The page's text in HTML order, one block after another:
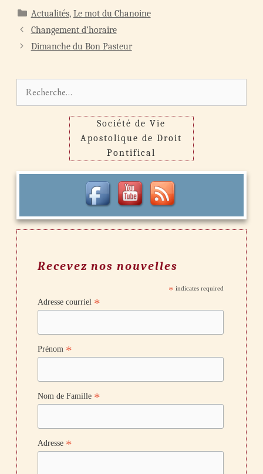
Catégories
Actualités, Le mot du Chanoine
Navigation
des
Changement d’horaire
Dimanche du Bon Pasteur
Société de Vie
Apostolique de Droit
Pontifical
Recevez nos nouvelles
* indicates required
Adresse courriel *
Prénom *
Nom de Famille *
Adresse *